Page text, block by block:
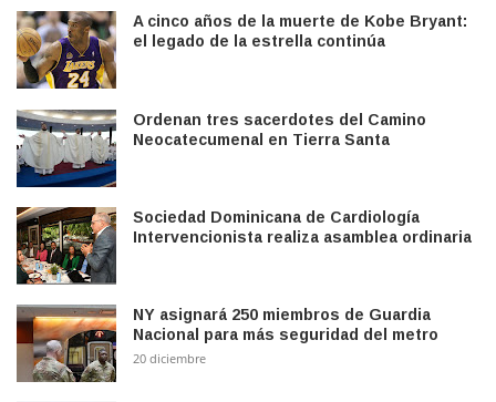
A cinco años de la muerte de Kobe Bryant:
el legado de la estrella continúa
Ordenan tres sacerdotes del Camino
Neocatecumenal en Tierra Santa
Sociedad Dominicana de Cardiología
Intervencionista realiza asamblea ordinaria
NY asignará 250 miembros de Guardia
Nacional para más seguridad del metro
20 diciembre